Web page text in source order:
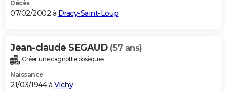
Décès
07/02/2002 à Dracy-Saint-Loup
Jean-claude SEGAUD (57 ans)
Créer une cagnotte obsèques
Naissance
21/03/1944 à Vichy